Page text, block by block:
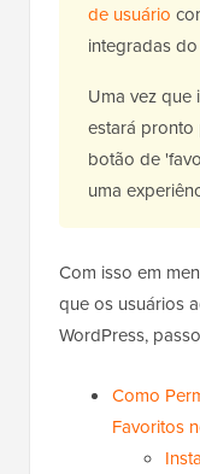
de usuário
integradas
Uma vez que
estará pronto
botão de
uma
Com isso em
que os usuários
WordPress,
Como
Favoritos